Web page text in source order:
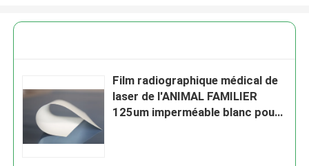
Film radiographique médical de
laser de l'ANIMAL FAMILIER
125um imperméable blanc pour